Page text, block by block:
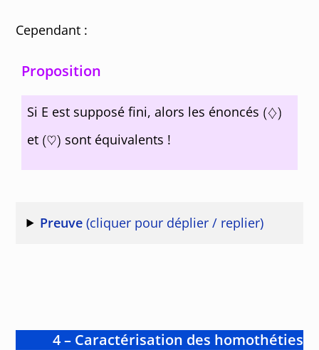
Cependant :
Proposition
Si E est supposé fini, alors les énoncés
et
sont équivalents !
Preuve (cliquer pour déplier / replier)
4 – Caractérisation des homothéties